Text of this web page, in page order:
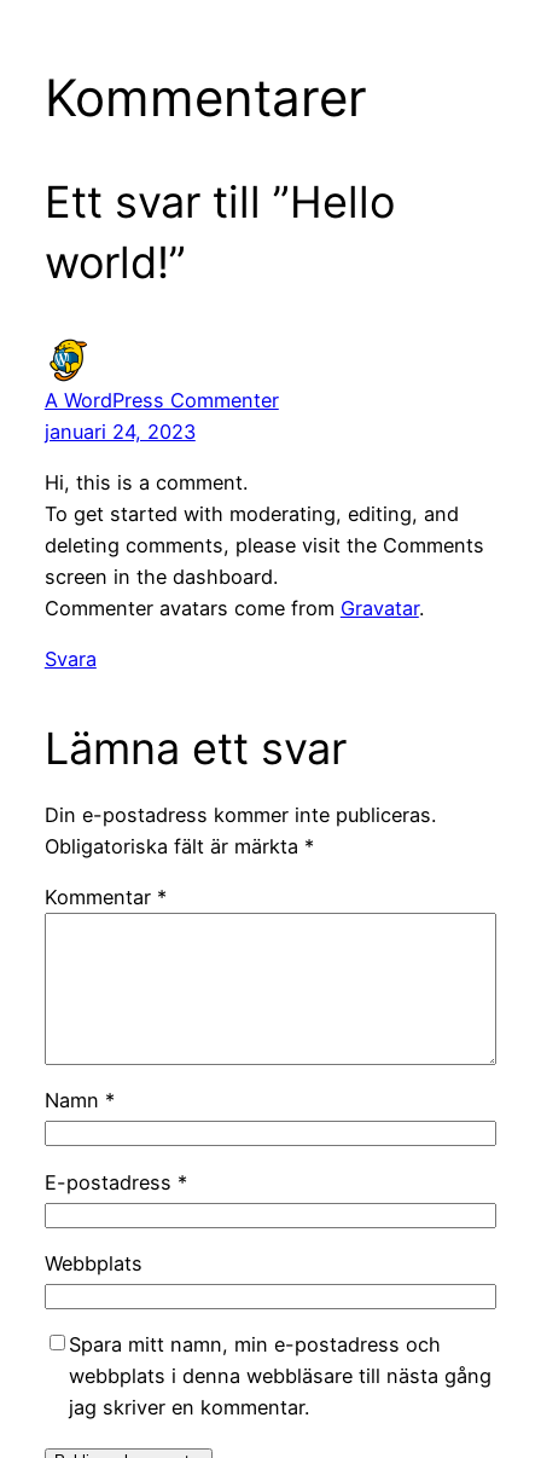
Kommentarer
Ett svar till ”Hello
world!”
A WordPress Commenter
januari 24, 2023
Hi, this is a comment.
To get started with moderating, editing, and
deleting comments, please visit the Comments
screen in the dashboard.
Commenter avatars come from Gravatar.
Svara
Lämna ett svar
Din e-postadress kommer inte publiceras.
Obligatoriska fält är märkta *
Kommentar *
Namn *
E-postadress *
Webbplats
Spara mitt namn, min e-postadress och
webbplats i denna webbläsare till nästa gång
jag skriver en kommentar.